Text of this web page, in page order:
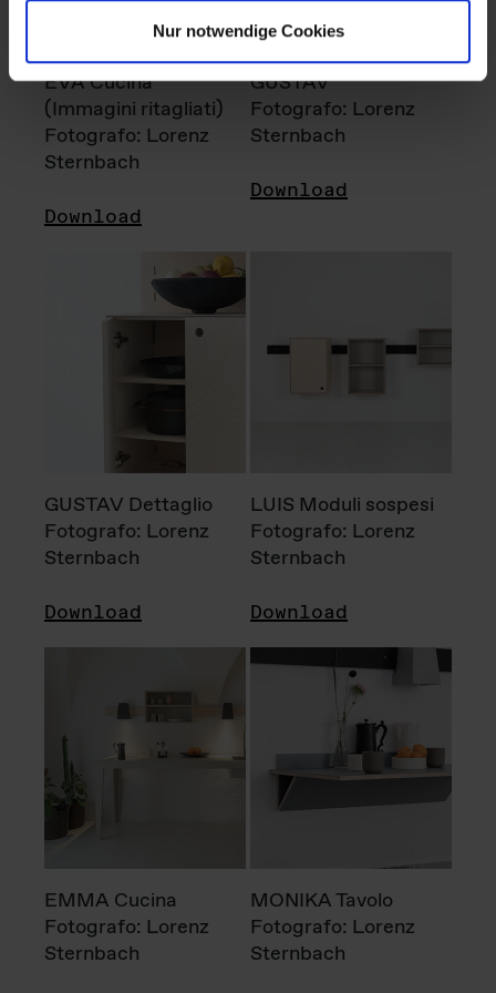
Nur notwendige Cookies
EVA Cucina
(Immagini ritagliati)
Fotografo: Lorenz
Sternbach
Download
GUSTAV
Fotografo: Lorenz
Sternbach
Download
GUSTAV Dettaglio
Fotografo: Lorenz
Sternbach
Download
LUIS Moduli sospesi
Fotografo: Lorenz
Sternbach
Download
EMMA Cucina
Fotografo: Lorenz
Sternbach
MONIKA Tavolo
Fotografo: Lorenz
Sternbach